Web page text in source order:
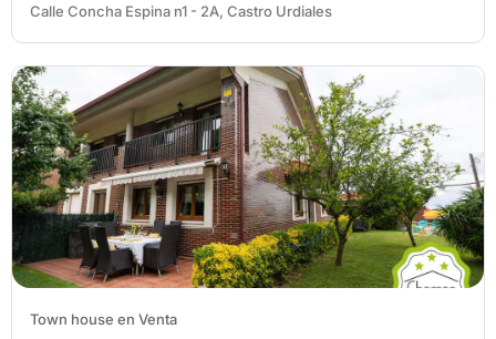
Calle Concha Espina n1 - 2A, Castro Urdiales
Town house en Venta